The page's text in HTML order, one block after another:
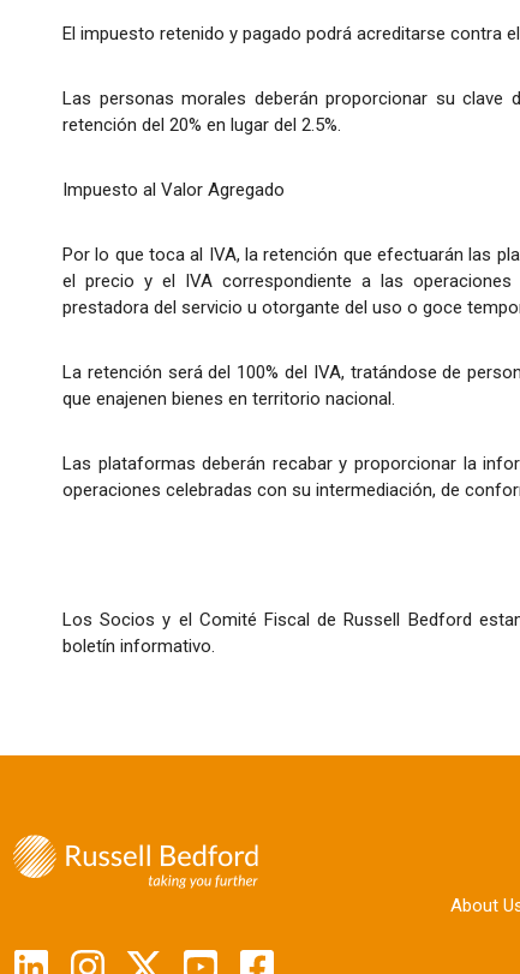
El impuesto retenido y pagado podrá acreditarse contra
Las personas morales deberán proporcionar su
retención del 20% en lugar del 2.5%.
Impuesto al Valor Agregado
Por lo que toca al IVA, la retención que efectuarán las
el precio y el IVA correspondiente a las
prestadora del servicio u otorgante del uso o goce
La retención será del 100% del IVA, tratándose de
que enajenen bienes en territorio nacional.
Las plataformas deberán recabar y proporcionar la
operaciones celebradas con su intermediación, de
Los Socios y el Comité Fiscal de Russell Bedford
boletín informativo.
About